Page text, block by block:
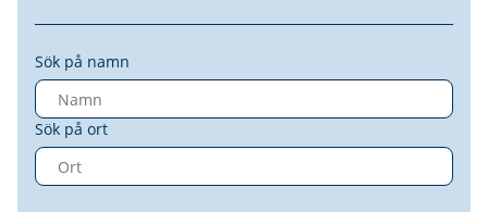
Sök på namn
Sök på ort